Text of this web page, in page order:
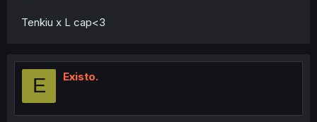
Tenkiu x L cap<3
E Existo.